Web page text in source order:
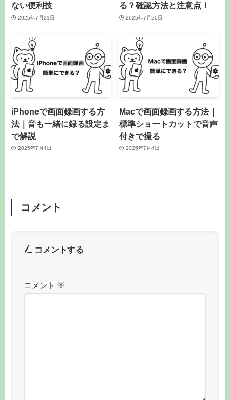
ない便利技
2025年7月21日
る？確認方法と注意点！
2025年7月20日
iPhoneで画面録画する方
法｜音も一緒に録る設定ま
で解説
2025年7月4日
Macで画面録画する方法｜
標準ショートカットで音声
付きで撮る
2025年7月4日
コメント
コメントする
コメント ※